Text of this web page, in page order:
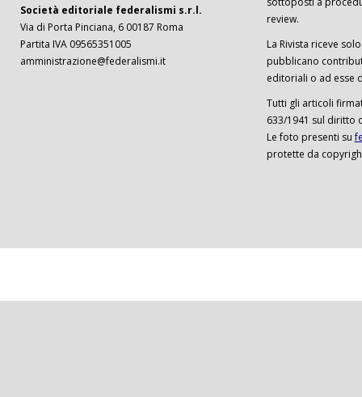
Società editoriale federalismi s.r.l.
Via di Porta Pinciana, 6 00187 Roma
Partita IVA 09565351005
amministrazione@federalismi.it
review.
La Rivista riceve
pubblicano
editoriali o ad esse
Tutti gli articoli
633/1941 sul diritto
Le foto presenti su
protette da